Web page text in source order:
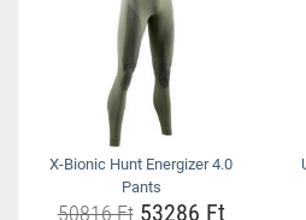
X-Bionic Hunt Energizer 4.0
Pants
50816 Ft53286 Ft